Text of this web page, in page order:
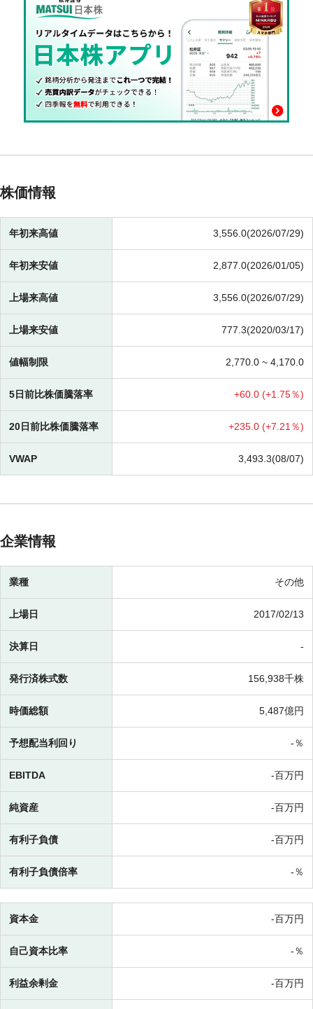
株価情報
年初来高値 3,556.0(2026/07/29)
年初来安値 2,877.0(2026/01/05)
上場来高値 3,556.0(2026/07/29)
上場来安値 777.3(2020/03/17)
値幅制限 2,770.0 ~ 4,170.0
5日前比株価騰落率 +60.0 (+1.75％)
20日前比株価騰落率 +235.0 (+7.21％)
VWAP 3,493.3(08/07)
企業情報
業種 その他
上場日 2017/02/13
決算日 -
発行済株式数 156,938千株
時価総額 5,487億円
予想配当利回り -％
EBITDA -百万円
純資産 -百万円
有利子負債 -百万円
有利子負債倍率 -％
資本金 -百万円
自己資本比率 -％
利益余剰金 -百万円